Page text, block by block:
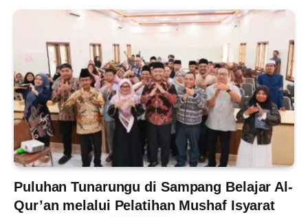
Puluhan Tunarungu di Sampang Belajar Al-
Qur’an melalui Pelatihan Mushaf Isyarat